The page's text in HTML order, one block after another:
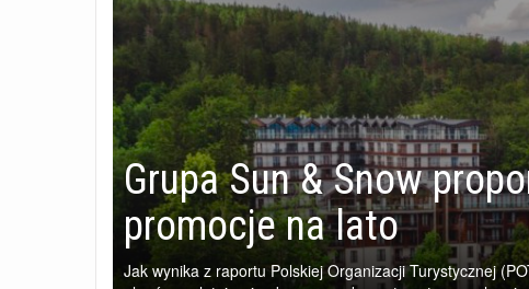
Grupa Sun & Snow
promocje na lato
Jak wynika z raportu Polskiej Organizacji Turystycznej